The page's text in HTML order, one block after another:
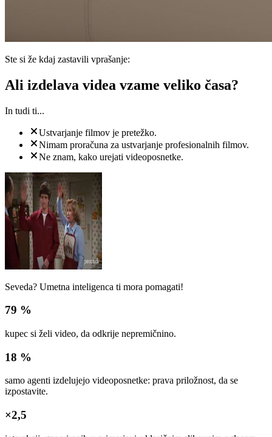
Ste si že kdaj zastavili vprašanje:
Ali izdelava videa vzame veliko časa?
In tudi ti...
Ustvarjanje filmov je pretežko.
Nimam proračuna za ustvarjanje profesionalnih filmov.
Ne znam, kako urejati videoposnetke.
Seveda? Umetna inteligenca ti mora pomagati!
79 %
kupec si želi video, da odkrije nepremičnino.
18 %
samo agenti izdelujejo videoposnetke: prava priložnost, da se
izpostavite.
×2,5